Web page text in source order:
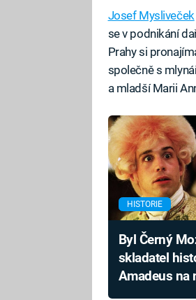
Josef Mysliveček
se v podnikání
Prahy si
společně s
a mladší Marii
HISTORIE
Byl Černý
skladatel
Amadeus na